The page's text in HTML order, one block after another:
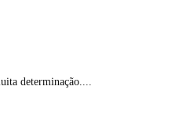
determinação....